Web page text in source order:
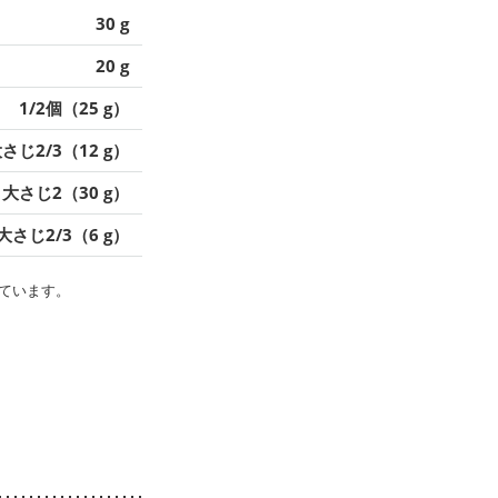
30 g
20 g
1/2個（25 g）
じ2/3（12 g）
大さじ2（30 g）
さじ2/3（6 g）
ます。